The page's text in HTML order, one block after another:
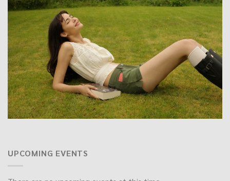
UPCOMING EVENTS